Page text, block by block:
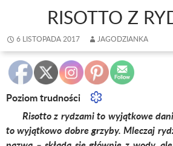
RISOTTO Z
6 LISTOPADA 2017 JAGODZIANKA
Poziom trudności
Risotto z rydzami to wyjątkowe
to wyjątkowo dobre grzyby. Mleczaj